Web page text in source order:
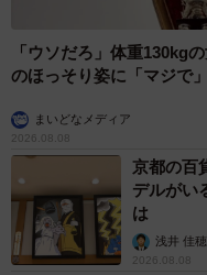
「ウソだろ」体重130kg
のほっそり姿に「マジで」
まいどなメディア
2026.08.08
京都の百
デルがい
は
浅井 佳穂
2026.08.08